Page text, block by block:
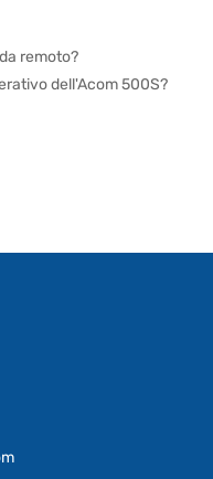
remoto?
dell'Acom 500S?